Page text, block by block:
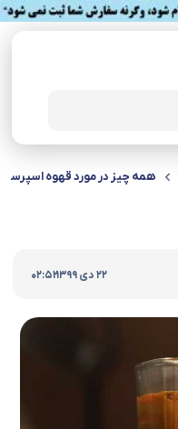
همه چیز در مورد قهوه اسپرسو
22 دی 1399 |
02:52